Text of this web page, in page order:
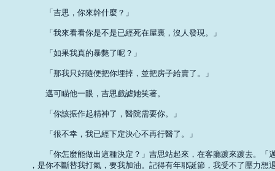
「吉思，你來幹什麼？」
「我來看看你是不是已經死在屋裏，沒人發現。」
「如果我真的暴斃了呢？」
「那我只好隨便把你埋掉，並把房子給賣了。」
邁可瞄他一眼，吉思戲謔她笑著。
「你該振作起精神了，醫院需要你。」
「很不幸，我已經下定決心不再行醫了。」
「你怎麼能做出這種決定？」吉思站起來，在客廳踱來踱去。「
，是你不斷替我打氣，要我加油。記得有年耶誕節，我受不了壓力